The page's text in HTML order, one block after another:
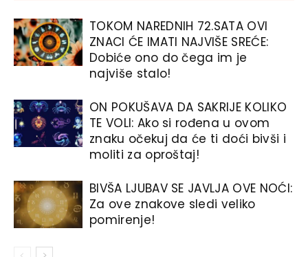
TOKOM NAREDNIH 72.SATA OVI
ZNACI ĆE IMATI NAJVIŠE SREĆE:
Dobiće ono do čega im je
najviše stalo!
ON POKUŠAVA DA SAKRIJE KOLIKO
TE VOLI: Ako si rođena u ovom
znaku očekuj da će ti doći bivši i
moliti za oproštaj!
BIVŠA LJUBAV SE JAVLJA OVE NOĆI:
Za ove znakove sledi veliko
pomirenje!